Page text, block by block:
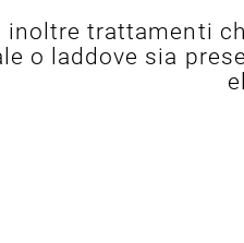
inoltre trattamenti
o laddove sia